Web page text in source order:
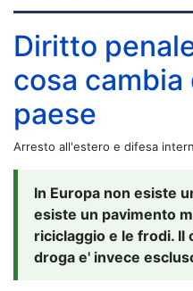
Diritto
cosa cambia
paese
Arresto all'estero e difesa
In Europa non esiste
esiste un pavimento
riciclaggio e le frodi. Il
droga e' invece